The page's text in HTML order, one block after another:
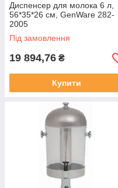
Диспенсер для молока 6 л,
56*35*26 см, GenWare 282-
2005
Під замовлення
19 894,76 ₴
Купити